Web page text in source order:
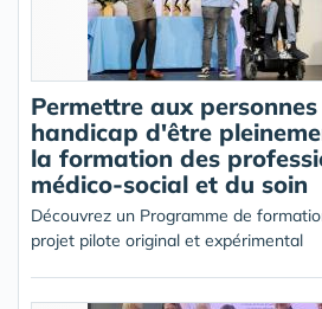
Permettre aux
handicap d'être
la formation des
médico-social et du soin
Découvrez un Programme de
projet pilote original et expérimental